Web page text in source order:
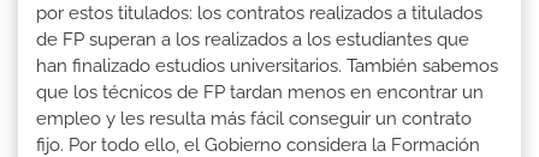
por estos titulados: los contratos realizados a titulados
de FP superan a los realizados a los estudiantes que
han finalizado estudios universitarios. También sabemos
que los técnicos de FP tardan menos en encontrar un
empleo y les resulta más fácil conseguir un contrato
fijo. Por todo ello, el Gobierno considera la Formación